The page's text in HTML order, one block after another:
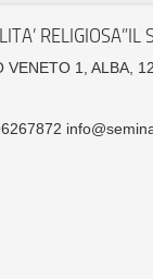
RELIGIOSA”IL
VENETO 1, ALBA,